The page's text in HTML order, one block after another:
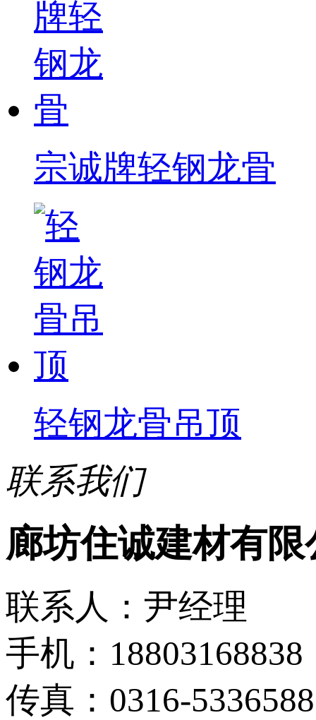
宗诚牌轻钢龙骨
轻钢龙骨吊顶
联系我们
廊坊住诚建材有限
联系人：尹经理
手机：18803168838
传真：0316-5336588